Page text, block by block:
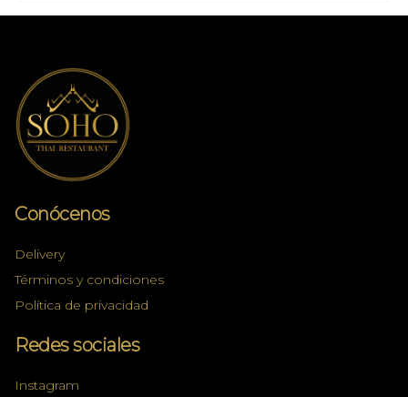
Conócenos
Delivery
Términos y condiciones
Política de privacidad
Redes sociales
Instagram